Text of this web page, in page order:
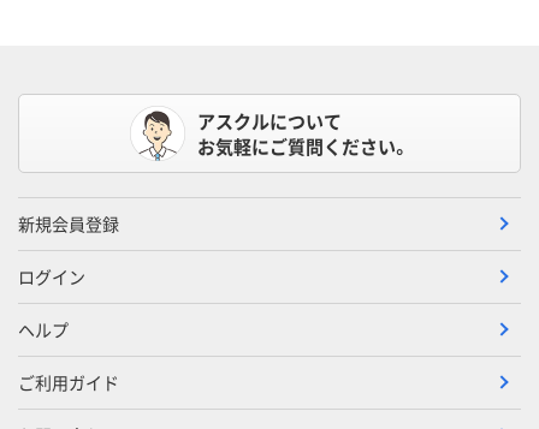
アスクルについて
お気軽にご質問ください。
新規会員登録
ログイン
ヘルプ
ご利用ガイド